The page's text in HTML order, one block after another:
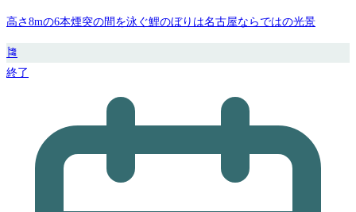
高さ8mの6本煙突の間を泳ぐ鯉のぼりは名古屋ならではの光景
🎏
終了